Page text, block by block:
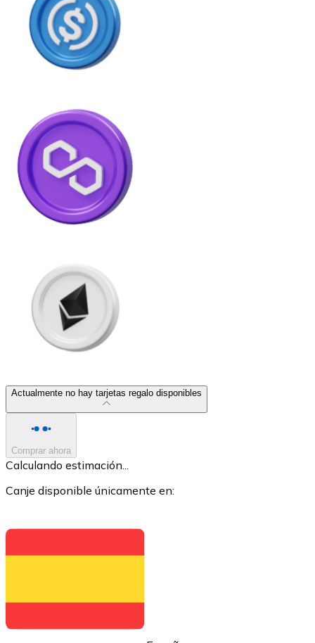
USD Coin
USDC
Litecoin
XRP
Ver todo
Efectivo
Transferencia SEPA
Añade fondos a tu cuenta Bitnovo o realiza compras
Actualmente no hay tarjetas regalo disponibles
Comprar ahora
Calculando estimación...
Canje disponible únicamente en: